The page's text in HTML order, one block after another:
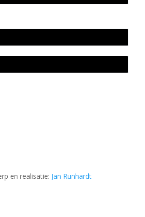
en realisatie: Jan Runhardt